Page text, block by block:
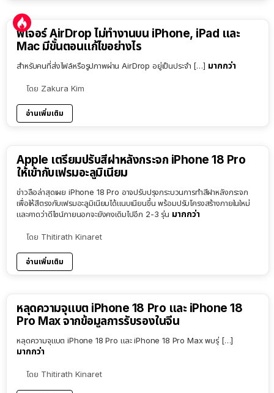
ฟีเจอร์ AirDrop ไม่ทำงานบน iPhone, iPad และ
Mac มีขั้นตอนแก้ไขอย่างไร
สำหรับคนที่ส่งไฟล์หรือรูปภาพผ่าน AirDrop อยู่เป็นประจำ […] มากกว่า
โดย Zakura Kim
อ่านเพิ่มเติม
Apple เตรียมปรับสีฝาหลังกระจก iPhone 18 Pro
ให้เข้ากับเฟรมอะลูมิเนียม
ข่าวลือล่าสุดเผย iPhone 18 Pro อาจปรับปรุงกระบวนการทำสีฝาหลังกระจก
เพื่อให้สีตรงกับเฟรมอะลูมิเนียมได้แนบเนียนขึ้น พร้อมปรับโครงสร้างภายในใหม่
และคาดว่าดีไซน์ภายนอกจะยังคงเดิมไปอีก 2-3 รุ่น มากกว่า
โดย Thitirath Kinaret
อ่านเพิ่มเติม
หลุดความจุแบต iPhone 18 Pro และ iPhone 18
Pro Max จากข้อมูลการรับรองในจีน
หลุดความจุแบต iPhone 18 Pro และ iPhone 18 Pro Max พบรุ่ […]
มากกว่า
โดย Thitirath Kinaret